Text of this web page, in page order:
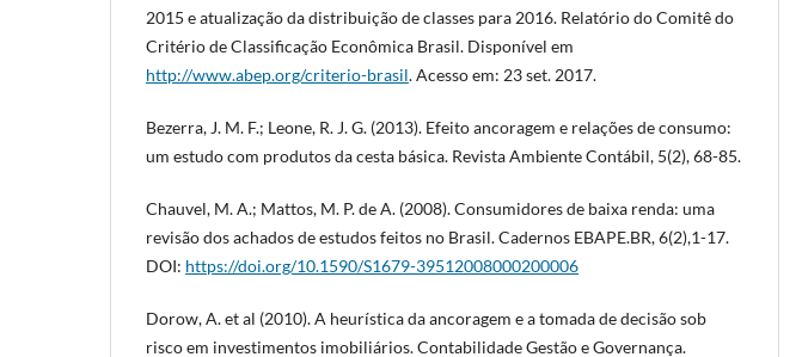
2015 e atualização da distribuição de classes para 2016. Relatório do Comitê do
Critério de Classificação Econômica Brasil. Disponível em
http://www.abep.org/criterio-brasil. Acesso em: 23 set. 2017.
Bezerra, J. M. F.; Leone, R. J. G. (2013). Efeito ancoragem e relações de consumo:
um estudo com produtos da cesta básica. Revista Ambiente Contábil, 5(2), 68-85.
Chauvel, M. A.; Mattos, M. P. de A. (2008). Consumidores de baixa renda: uma
revisão dos achados de estudos feitos no Brasil. Cadernos EBAPE.BR, 6(2),1-17.
DOI: https://doi.org/10.1590/S1679-39512008000200006
Dorow, A. et al (2010). A heurística da ancoragem e a tomada de decisão sob
risco em investimentos imobiliários. Contabilidade Gestão e Governança.